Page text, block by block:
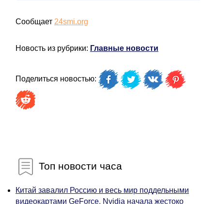
Сообщает 24smi.org
Новость из рубрики: Главные новости
Поделиться новостью:
Топ новости часа
Китай завалил Россию и весь мир поддельными
видеокартами GeForce. Nvidia начала жестоко